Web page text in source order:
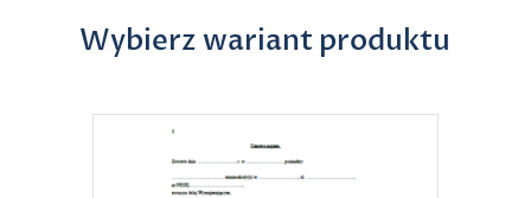
Wybierz wariant produktu